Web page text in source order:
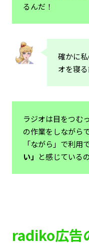
るんだ！
確かに
オを寝
ラジオは目をつむ
の作業をしながら
「ながら」で利用
い」 と感じている
radiko広告